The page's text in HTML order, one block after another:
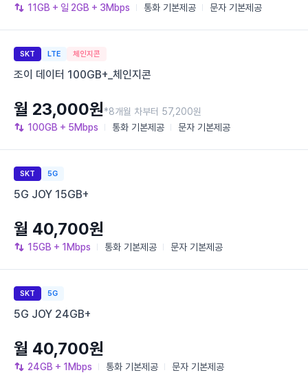
11GB + 일 2GB + 3Mbps 통화 기본제공 문자 기본제공
SKT LTE 체인지콘
조이 데이터 100GB+_체인지콘
100GB + 5Mbps 통화 기본제공 문자 기본제공
월 23,000원*8개월 차부터 57,200원
SKT 5G
5G JOY 15GB+
15GB + 1Mbps 통화 기본제공 문자 기본제공
월 40,700원
SKT 5G
5G JOY 24GB+
24GB + 1Mbps 통화 기본제공 문자 기본제공
월 40,700원